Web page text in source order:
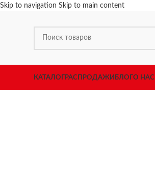
Skip to navigation Skip to main content
КАТАЛОГРАСПРОДАЖИ БЛОГО НАС